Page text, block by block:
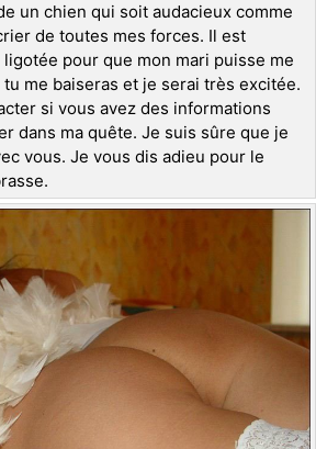
un chien qui soit audacieux comme
de toutes mes forces. Il est
pour que mon mari puisse me
me baiseras et je serai très excitée.
si vous avez des informations
dans ma quête. Je suis sûre que je
vous. Je vous dis adieu pour le